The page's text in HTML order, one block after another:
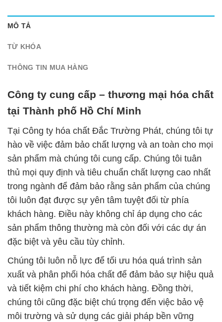
MÔ TẢ
TỪ KHÓA
THÔNG TIN MUA HÀNG
Công ty cung cấp – thương mại hóa chất
tại Thành phố Hồ Chí Minh
Tại Công ty hóa chất Đắc Trường Phát, chúng tôi tự
hào về việc đảm bảo chất lượng và an toàn cho mọi
sản phẩm mà chúng tôi cung cấp. Chúng tôi tuân
thủ mọi quy định và tiêu chuẩn chất lượng cao nhất
trong ngành để đảm bảo rằng sản phẩm của chúng
tôi luôn đạt được sự yên tâm tuyệt đối từ phía
khách hàng. Điều này không chỉ áp dụng cho các
sản phẩm thông thường mà còn đối với các dự án
đặc biệt và yêu cầu tùy chỉnh.
Chúng tôi luôn nỗ lực để tối ưu hóa quá trình sản
xuất và phân phối hóa chất để đảm bảo sự hiệu quả
và tiết kiệm chi phí cho khách hàng. Đồng thời,
chúng tôi cũng đặc biệt chú trọng đến việc bảo vệ
môi trường và sử dụng các giải pháp bền vững